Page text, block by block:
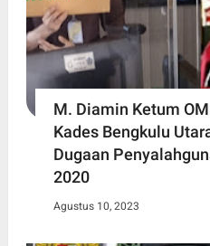
M. Diamin Ketum
Kades Bengkulu
Dugaan
2020
Agustus 10, 2023